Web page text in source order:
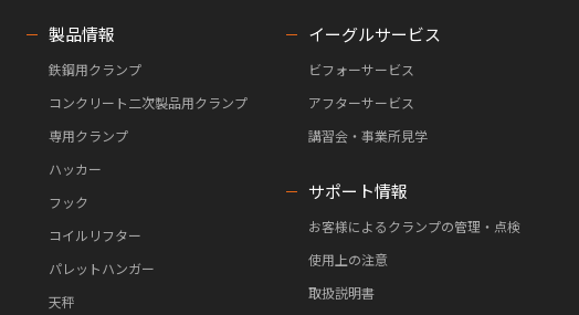
製品情報
鉄鋼用クランプ
コンクリート二次製品用クランプ
専用クランプ
ハッカー
フック
コイルリフター
パレットハンガー
天秤
イーグルサービス
ビフォーサービス
アフターサービス
講習会・事業所見学
サポート情報
お客様によるクランプの管理・点検
使用上の注意
取扱説明書